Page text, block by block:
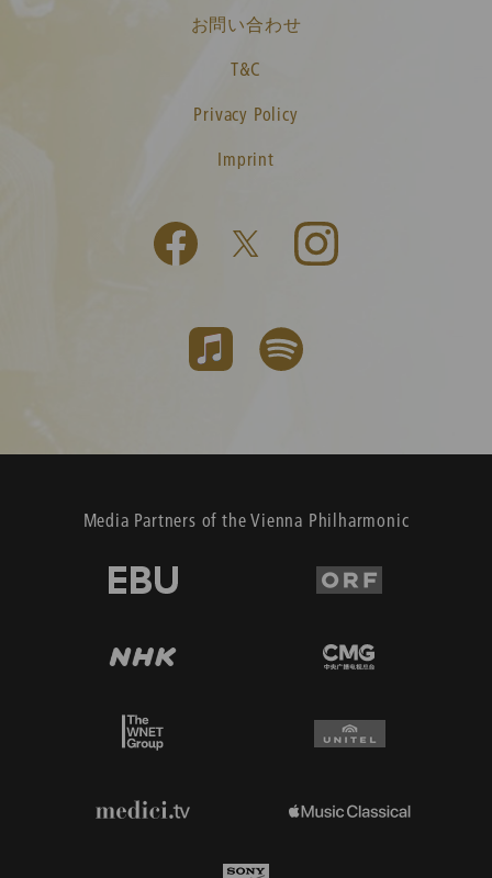
お問い合わせ
T&C
Privacy Policy
Imprint
Media Partners of the Vienna Philharmonic